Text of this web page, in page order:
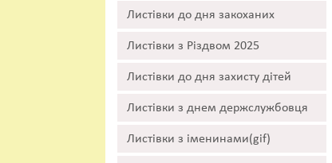
Листівки до дня закоханих
Листівки з Різдвом 2025
Листівки до дня захисту дітей
Листівки з днем держслужбовця
Листівки з іменинами(gif)